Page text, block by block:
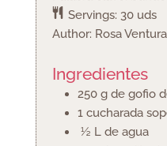
Servings: 30 uds
Author: Rosa Ventura
Ingredientes
250 g de gofio
1 cucharada
½ L de agua